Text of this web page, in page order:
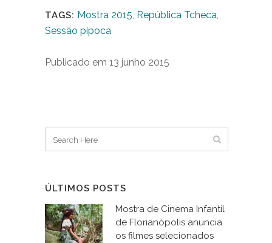
TAGS: Mostra 2015, República Tcheca,
Sessão pipoca
Publicado em 13 junho 2015
ÚLTIMOS POSTS
Mostra de Cinema Infantil
de Florianópolis anuncia
os filmes selecionados